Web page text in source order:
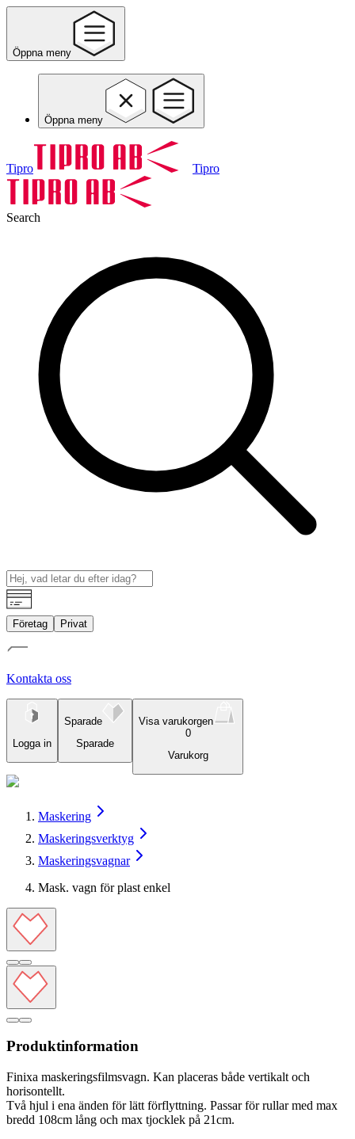
Öppna meny
Öppna meny
Tipro Tipro
Search
Företag Privat
Kontakta oss
Logga in
Sparade
Sparade
Visa varukorgen
0
Varukorg
Maskering
Maskeringsverktyg
Maskeringsvagnar
Mask. vagn för plast enkel
Produktinformation
Finixa maskeringsfilmsvagn. Kan placeras både vertikalt och
horisontellt.
Två hjul i ena änden för lätt förflyttning. Passar för rullar med max
bredd 108cm lång och max tjocklek på 21cm.